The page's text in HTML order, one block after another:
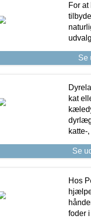
For
Se
kat
katte-
Se
Hos
foder